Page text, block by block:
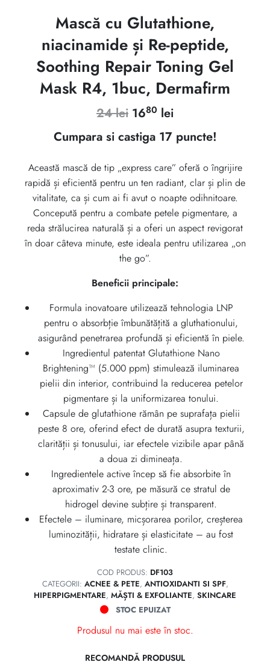
Mască cu Glutathione,
niacinamide și Re-peptide,
Soothing Repair Toning Gel
Mask R4, 1buc, Dermafirm
24lei Prețul
inițial
fost:
24 lei.
1680 leiPrețul
curent
1680 lei.
Cumpara si castiga 17 puncte!
Această mască de tip „express care” oferă o îngrijire
rapidă și eficientă pentru un ten radiant, clar și plin de
vitalitate, ca și cum ai fi avut o noapte odihnitoare.
Concepută pentru a combate petele pigmentare, a
reda strălucirea naturală și a oferi un aspect revigorat
în doar câteva minute, este ideala pentru utilizarea „on
the go”.
Beneficii principale:
Formula inovatoare utilizează tehnologia LNP
pentru o absorbție îmbunătățită a gluthationului,
asigurând penetrarea profundă și eficientă în piele.
Ingredientul patentat Glutathione Nano
Brightening™ (5.000 ppm) stimulează iluminarea
pielii din interior, contribuind la reducerea petelor
pigmentare și la uniformizarea tonului.
Capsule de glutathione rămân pe suprafața pielii
peste 8 ore, oferind efect de durată asupra texturii,
clarității și tonusului, iar efectele vizibile apar până
a doua zi dimineața.
Ingredientele active încep să fie absorbite în
aproximativ 2-3 ore, pe măsură ce stratul de
hidrogel devine subțire și transparent.
Efectele – iluminare, micșorarea porilor, creșterea
luminozității, hidratare și elasticitate – au fost
testate clinic.
COD PRODUS: DF103
CATEGORII: ACNEE & PETE, ANTIOXIDANTI SI SPF,
HIPERPIGMENTARE, MĂȘTI & EXFOLIANTE, SKINCARE
STOC EPUIZAT
Produsul nu mai este în stoc.
RECOMANDĂ PRODUSUL